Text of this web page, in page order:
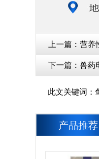
上一篇： 营养
下一篇： 兽药
此文关键词：
产品推荐